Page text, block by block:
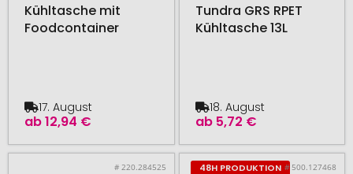
Kühltasche mit
Foodcontainer
ab12,94 €
17. August
Tundra GRS RPET
Kühltasche 13L
ab 5,72 €
18. August
# 220.284525 48H PRODUKTION # 500.127468